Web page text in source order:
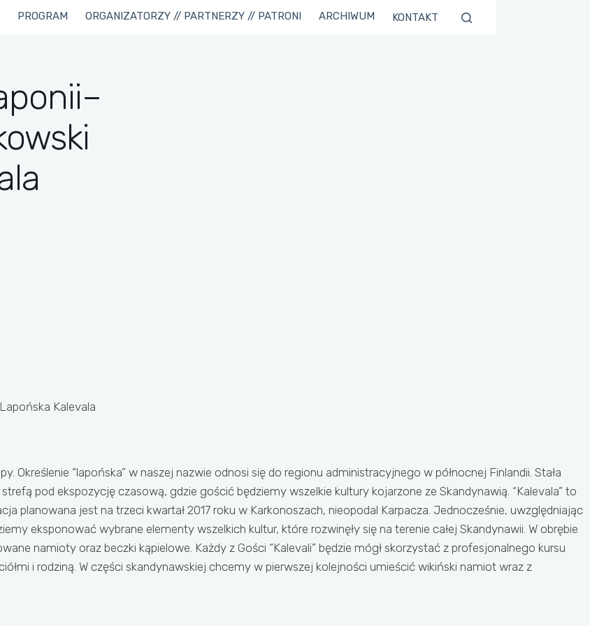
PROGRAM ORGANIZATORZY // PARTNERZY // PATRONI ARCHIWUM KONTAKT
Kalevala
Określenie “lapońska” w naszej nazwie odnosi się do regionu administracyjnego w północnej Finlandii. Stała
pod ekspozycję czasową, gdzie gościć będziemy wszelkie kultury kojarzone ze Skandynawią. “Kalevala” to
planowana jest na trzeci kwartał 2017 roku w Karkonoszach, nieopodal Karpacza. Jednocześnie, uwzględniając
eksponować wybrane elementy wszelkich kultur, które rozwinęły się na terenie całej Skandynawii. W obrębie
namioty oraz beczki kąpielowe. Każdy z Gości “Kalevali” będzie mógł skorzystać z profesjonalnego kursu
i rodziną. W części skandynawskiej chcemy w pierwszej kolejności umieścić wikiński namiot wraz z